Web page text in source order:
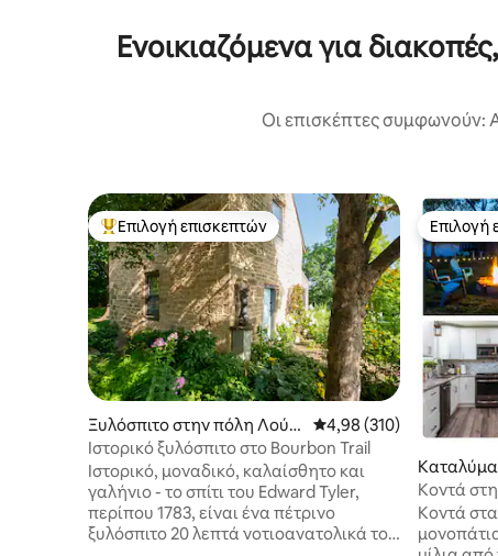
Ενοικιαζόμενα για
Οι επισκέπτες συμφωνούν:
Κορυφαία επιλογή επισκεπτών
Επιλογή επισκεπτών
Ξυλόσπιτο στην πόλη Λούισ
βιλ
Μέση βαθμολογία: 4,98
4,98 (310)
Ιστορικό ξυλόσπιτο στο Bourbon Trail
Ιστορικό, μοναδικό, καλαίσθητο και
γαλήνιο - το σπίτι του Edward Tyler,
περίπου 1783, είναι ένα πέτρινο
ξυλόσπιτο 20 λεπτά νοτιοανατολικά του
Επιλογή
Επιλογή
ύισβιλ
Κοντά
Κέντρο •
Κοντά
μονοπάτια